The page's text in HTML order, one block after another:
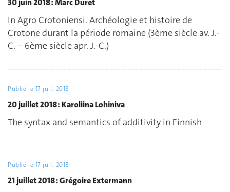
30 juin 2018 : Marc Duret
In Agro Crotoniensi. Archéologie et histoire de
Crotone durant la période romaine (3ème siècle av. J.-
C. – 6ème siècle apr. J.-C.)
Publié le 17 juil. 2018
20 juillet 2018 : Karoliina Lohiniva
The syntax and semantics of additivity in Finnish
Publié le 17 juil. 2018
21 juillet 2018 : Grégoire Extermann